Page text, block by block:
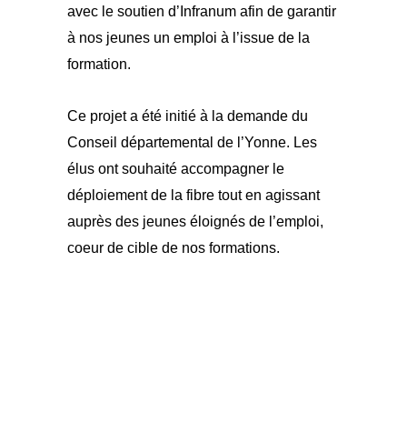
avec le soutien d’Infranum afin de garantir
à nos jeunes un emploi à l’issue de la
formation.
Ce projet a été initié à la demande du
Conseil départemental de l’Yonne. Les
élus ont souhaité accompagner le
déploiement de la fibre tout en agissant
auprès des jeunes éloignés de l’emploi,
coeur de cible de nos formations.